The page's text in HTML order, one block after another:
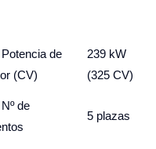
Potencia de
(CV)
239 kW
(325 CV)
Nº de
5 plazas